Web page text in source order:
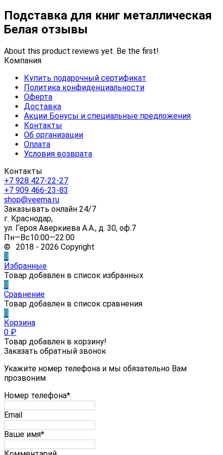
Подставка для книг металлическая
Белая отзывы
About this product reviews yet. Be the first!
Компания
Купить подарочный сертификат
Политика конфиденциальности
Оферта
Доставка
Акции Бонусы и специальные предложения
Контакты
Об организации
Оплата
Условия возврата
Контакты
+7 928 427-22-27
+7 909 466-23-83
shop@veema.ru
Заказывать онлайн 24/7
г. Краснодар,
ул. Героя Аверкиева А.А., д. 30, оф.7
Пн—Вс10:00—22:00
© 2018 - 2026 Copyright
0
Избранные
Товар добавлен в список избранных
0
Сравнение
Товар добавлен в список сравнения
0
Корзина
0 ₽
Товар добавлен в корзину!
Заказать обратный звонок
Укажите номер телефона и мы обязательно Вам
прозвоним.
Номер телефона*
Email
Ваше имя*